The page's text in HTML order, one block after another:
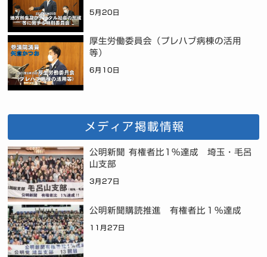
5月20日
厚生労働委員会（プレハブ病棟の活用
等）
6月10日
メディア掲載情報
公明新聞 有権者比1%達成 埼玉・毛呂
山支部
3月27日
公明新聞購読推進 有権者比１％達成
11月27日